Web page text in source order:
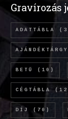
Gravírozás
ADATTÁBLA
AJÁNDÉKTÁRGY
BETŰ (10)
CÉGTÁBLA
DÍJ (70)